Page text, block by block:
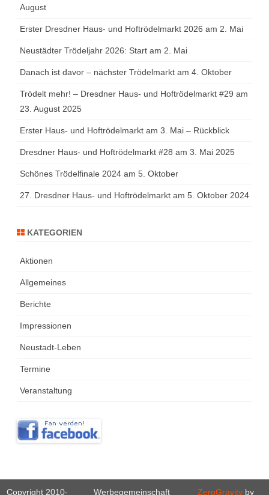
August
Erster Dresdner Haus- und Hoftrödelmarkt 2026 am 2. Mai
Neustädter Trödeljahr 2026: Start am 2. Mai
Danach ist davor – nächster Trödelmarkt am 4. Oktober
Trödelt mehr! – Dresdner Haus- und Hoftrödelmarkt #29 am
23. August 2025
Erster Haus- und Hoftrödelmarkt am 3. Mai – Rückblick
Dresdner Haus- und Hoftrödelmarkt #28 am 3. Mai 2025
Schönes Trödelfinale 2024 am 5. Oktober
27. Dresdner Haus- und Hoftrödelmarkt am 5. Oktober 2024
KATEGORIEN
Aktionen
Allgemeines
Berichte
Impressionen
Neustadt-Leben
Termine
Veranstaltung
Copyright 2010- Werbegemeinschaft ZeroGravityby